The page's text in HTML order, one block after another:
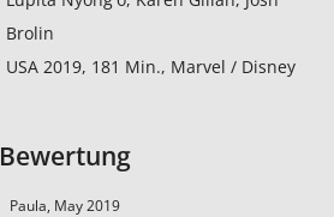
Brolin
USA 2019, 181 Min., Marvel / Disney
Bewertung
Paula, May 2019